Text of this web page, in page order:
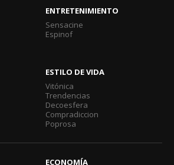
ENTRETENIMIENTO
Sensacine
Espinof
ESTILO DE VIDA
Vitónica
Trendencias
Decoesfera
Compradiccion
Poprosa
ECONOMÍA